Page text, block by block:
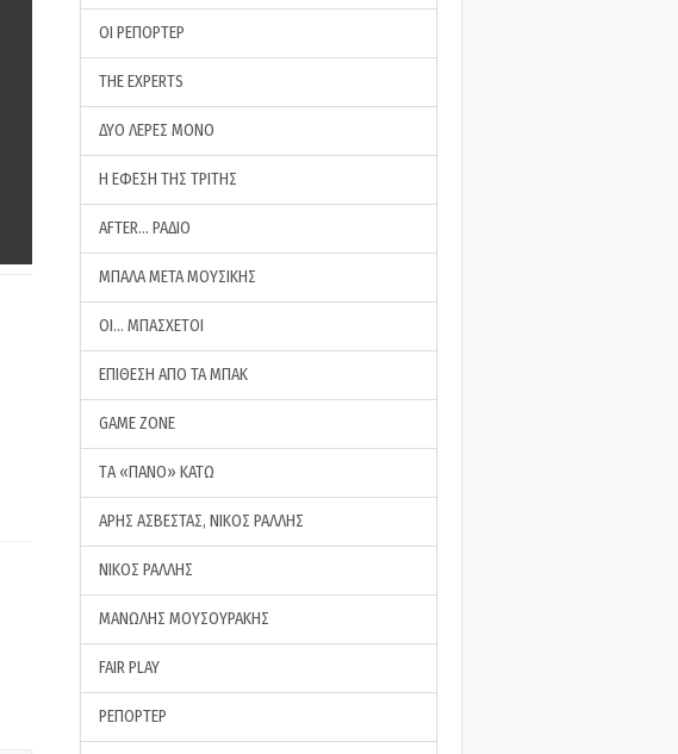
ΟΙ ΡΕΠΟΡΤΕΡ
THE EXPERTS
ΔΥΟ ΛΕΡΕΣ ΜΟΝΟ
Η ΕΦΕΣΗ ΤΗΣ ΤΡΙΤΗΣ
AFTER… ΡΑΔΙΟ
ΜΠΑΛΑ ΜΕΤΑ ΜΟΥΣΙΚΗΣ
ΟΙ… ΜΠΑΣΧΕΤΟΙ
ΕΠΙΘΕΣΗ ΑΠΟ ΤΑ ΜΠΑΚ
GAME ZONE
ΤA «ΠΑΝΟ» ΚΑΤΩ
ΑΡΗΣ ΑΣΒΕΣΤΑΣ, ΝΙΚΟΣ ΡΑΛΛΗΣ
ΝΙΚΟΣ ΡΑΛΛΗΣ
ΜΑΝΩΛΗΣ ΜΟΥΣΟΥΡΑΚΗΣ
FAIR PLAY
ΡΕΠΟΡΤΕΡ